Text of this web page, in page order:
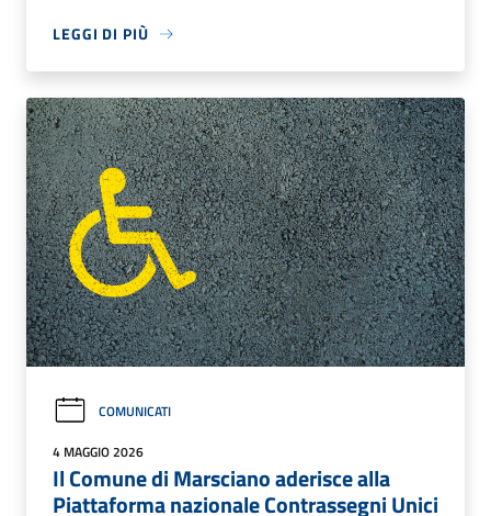
LEGGI DI PIÙ
COMUNICATI
4 MAGGIO 2026
Il Comune di Marsciano aderisce alla
Piattaforma nazionale Contrassegni Unici